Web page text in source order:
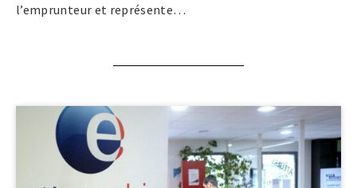
l’emprunteur et représente…